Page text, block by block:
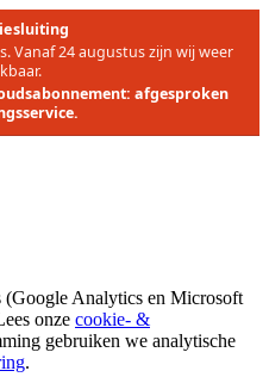
Vanaf 24 augustus zijn wij weer
afgesproken
(Google Analytics en Microsoft
onze cookie- &
gebruiken we analytische
.